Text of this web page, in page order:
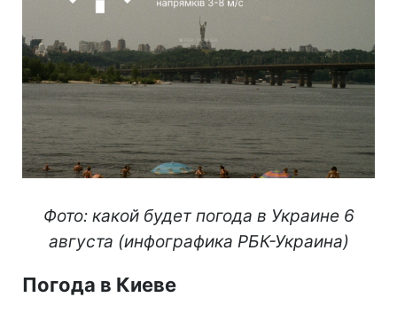
Фото: какой будет погода в Украине 6
августа (инфографика РБК-Украина)
Погода в Киеве